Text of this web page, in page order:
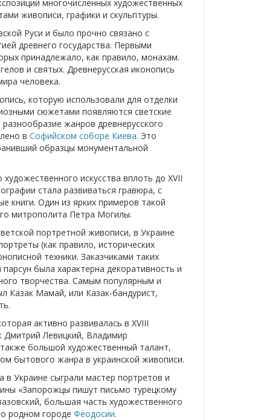
многочисленных художественных
живописи, графики и скульптуры.
Руси и было прочно связано с
древнего государства. Первыми
принадлежало, как правило, монахам.
и святых. Древнерусская иконопись
человека.
которую использовали для отделки
сюжетами появляются светские
жанров древнерусского
в Софийском соборе Киева. Это
образцы монументальной
искусства вплоть до XVII
стала развиваться гравюра, с
Один из ярких примеров такой
митрополита Петра Могилы.
портретной живописи, в Украине
(как правило, исторических
техники. Заказчиками таких
была характерна декоративность и
творчества. Самым популярным и
Казак Мамай, или Казак-бандурист,
активно развивалась в XVIII
Дмитрий Левицкий, Владимир
большой художественный талант,
бытового жанра в украинской живописи.
в Украине сыграли мастер портретов и
«Запорожцы пишут письмо турецкому
большая часть художественного
родном городе Феодосии.